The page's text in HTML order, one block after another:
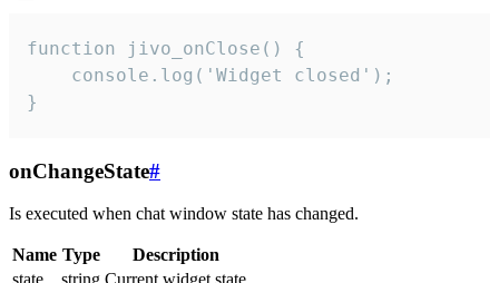
function jivo_onClose() {
    console.log('Widget closed');
}
onChangeState#
Is executed when chat window state has changed.
Name Type
Description